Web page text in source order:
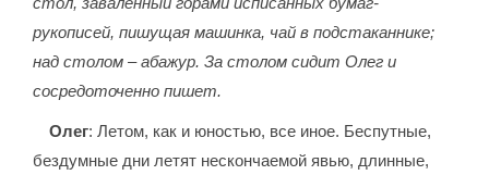
рукописей, пишущая машинка, чай в подстаканнике;
над столом – абажур. За столом сидит Олег и
сосредоточенно пишет.
Олег: Летом, как и юностью, все иное. Беспутные,
бездумные дни летят нескончаемой явью, длинные,